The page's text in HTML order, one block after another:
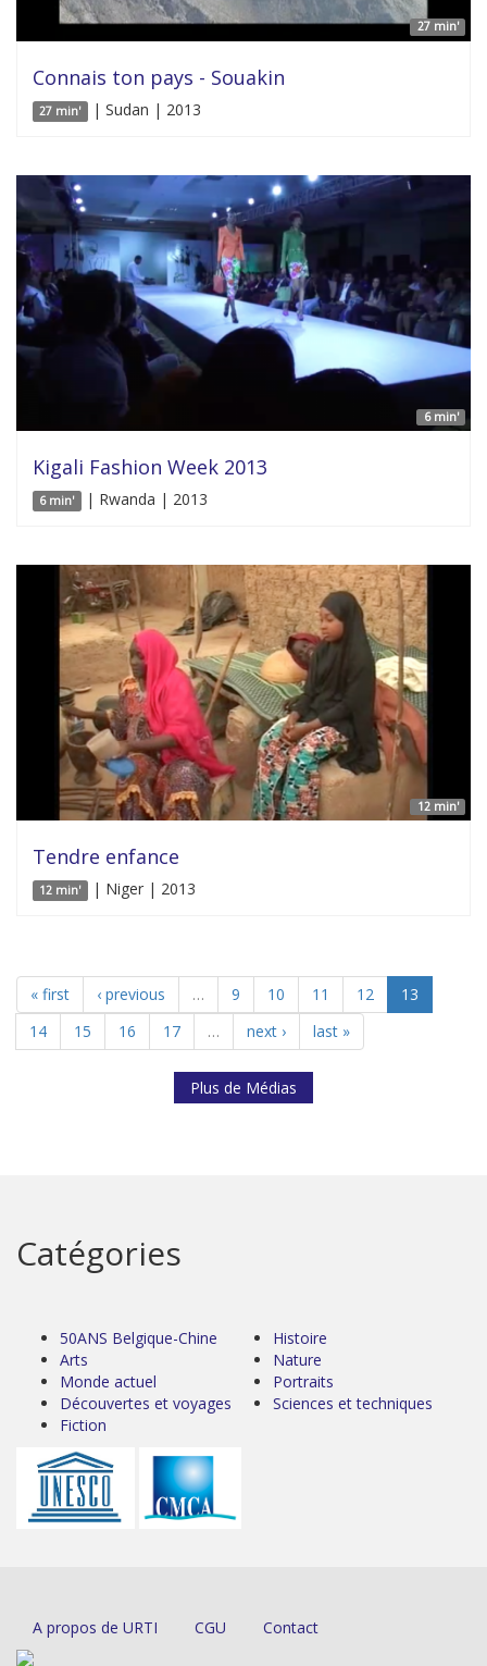
27 min'
Connais ton pays - Souakin
27 min' | Sudan | 2013
6 min'
Kigali Fashion Week 2013
6 min' | Rwanda | 2013
12 min'
Tendre enfance
12 min' | Niger | 2013
« first ‹ previous … 9 10 11 12
13
14
15 16 17 … next › last »
Plus de Médias
Catégories
50ANS Belgique-Chine
Arts
Monde actuel
Découvertes et voyages
Fiction
Histoire
Nature
Portraits
Sciences et techniques
A propos de URTI CGU Contact